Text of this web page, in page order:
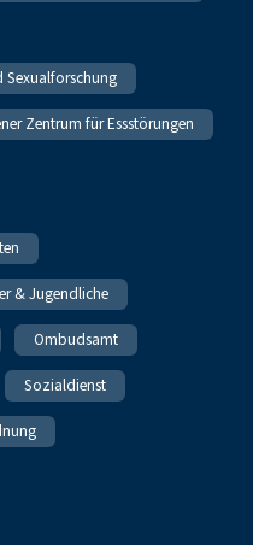
Sexualforschung
Zentrum für Essstörungen
& Jugendliche
Ombudsamt
Sozialdienst